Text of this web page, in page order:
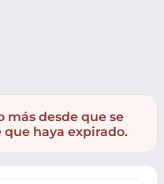
más desde que se
haya expirado.